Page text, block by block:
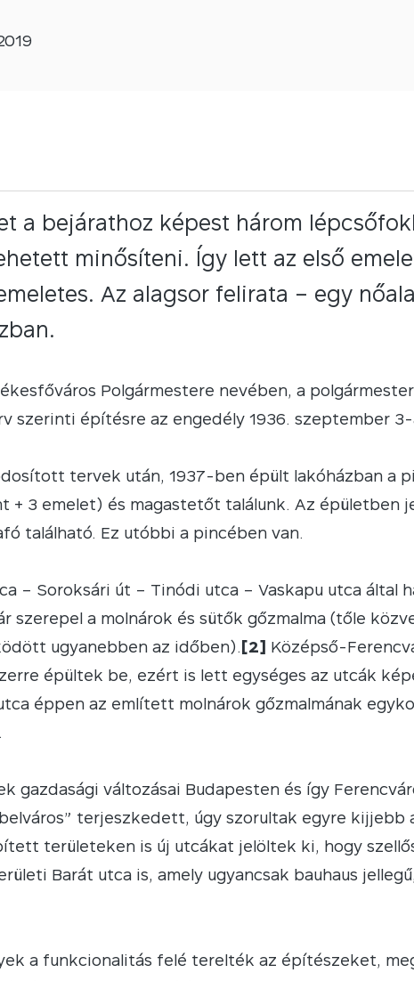
a bejárathoz képest három
minősíteni. Így lett az első
Az alagsor felirata – egy
Polgármestere nevében, a
szerinti építésre az engedély 1936. szeptember
tervek után, 1937-ben épült lakóházban a
+ 3 emelet) és magastetőt találunk. Az épületben
található. Ez utóbbi a pincében van.
– Soroksári út – Tinódi utca – Vaskapu utca által
szerepel a molnárok és sütők gőzmalma (tőle
ugyanebben az időben). [2] Középső-
épültek be, ezért is lett egységes az utcák
éppen az említett molnárok gőzmalmának
gazdasági változásai Budapesten és így
terjeszkedett, úgy szorultak egyre
területeken is új utcákat jelöltek ki, hogy
Barát utca is, amely ugyancsak bauhaus
a funkcionalitás felé terelték az építészeket,